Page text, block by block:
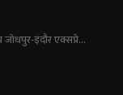
इंदौर एक्सप्रे...